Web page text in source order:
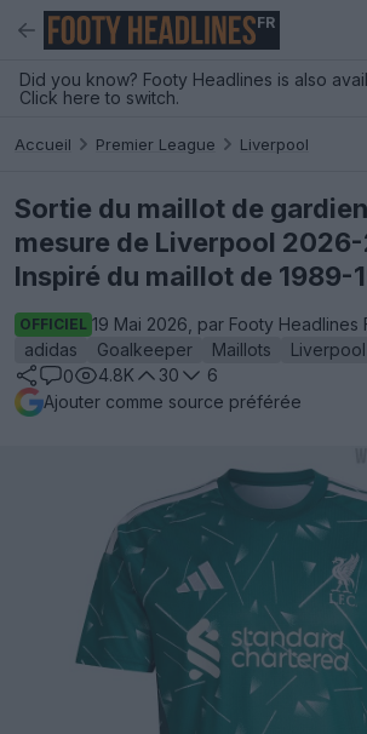
FR
Did you know? Footy Headlines is also
Click here to switch.
Accueil Premier League Liverpool
Sortie du maillot de
mesure de Liverpool
Inspiré du maillot de 1989-
OFFICIEL 19 Mai 2026, par Footy Headlines
adidas
Goalkeeper Maillots Liverpool
0
4.8K 30
6
Ajouter comme source préférée